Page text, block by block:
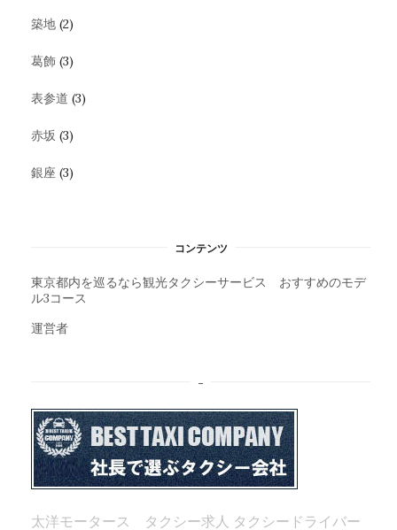
築地 (2)
葛飾 (3)
表参道 (3)
赤坂 (3)
銀座 (3)
コンテンツ
東京都内を巡るなら観光タクシーサービス おすすめのモデ
ル3コース
運営者
–
太洋モータース タクシー求人 タクシードライバー